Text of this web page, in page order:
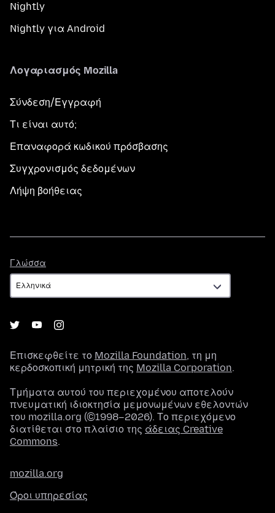
Nightly
Nightly για Android
Λογαριασμός Mozilla
Σύνδεση/Εγγραφή
Τι είναι αυτό;
Επαναφορά κωδικού πρόσβασης
Συγχρονισμός δεδομένων
Λήψη βοήθειας
Γλώσσα
Επισκεφθείτε το Mozilla Foundation, τη μη
κερδοσκοπική μητρική της Mozilla Corporation.
Τμήματα αυτού του περιεχομένου αποτελούν
πνευματική ιδιοκτησία μεμονωμένων εθελοντών
του mozilla.org (©1998–2026). Το περιεχόμενο
διατίθεται στο πλαίσιο της άδειας Creative
Commons.
mozilla.org
Όροι υπηρεσίας